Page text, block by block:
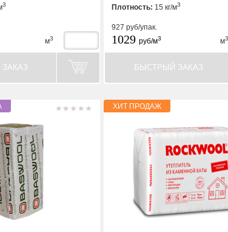
3
м3
Плотность: 15 кг/м3
927руб/упак.
1029руб/м3 м3
БЫСТРЫЙ ЗАКАЗ